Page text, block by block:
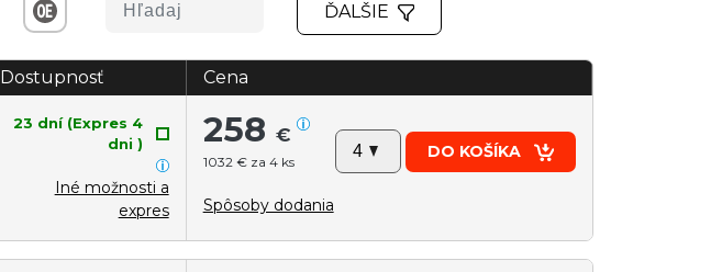
ĎALŠIE
Dostupnosť
23 dní (Expres 4
dni )
Iné možnosti a
expres
Cena
258 €
1032 € za 4 ks
DO KOŠÍKA
Spôsoby dodania